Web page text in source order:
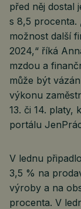
před něj dostal
s 8,5 procenta.
možnost další
2024,“ říká
mzdou a
může být
výkonu
13. či 14. platy,
portálu
V lednu
3,5 % na
výroby a na
procenta. V